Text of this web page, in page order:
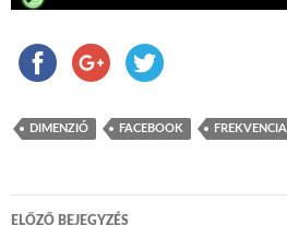
DIMENZIÓ FACEBOOK FREKVENCIA
ELŐZŐ BEJEGYZÉS